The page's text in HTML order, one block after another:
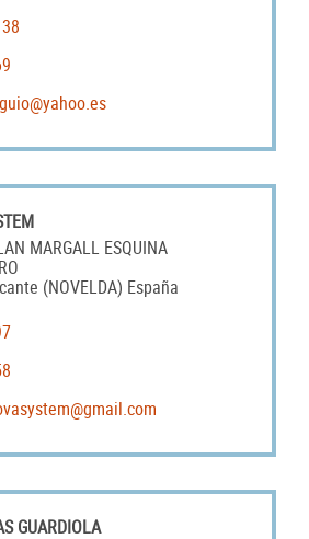
MARGALL ESQUINA
(NOVELDA) España
GUARDIOLA